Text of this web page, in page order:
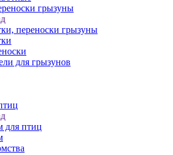
грызуны
переноски грызуны
для грызунов
для птиц